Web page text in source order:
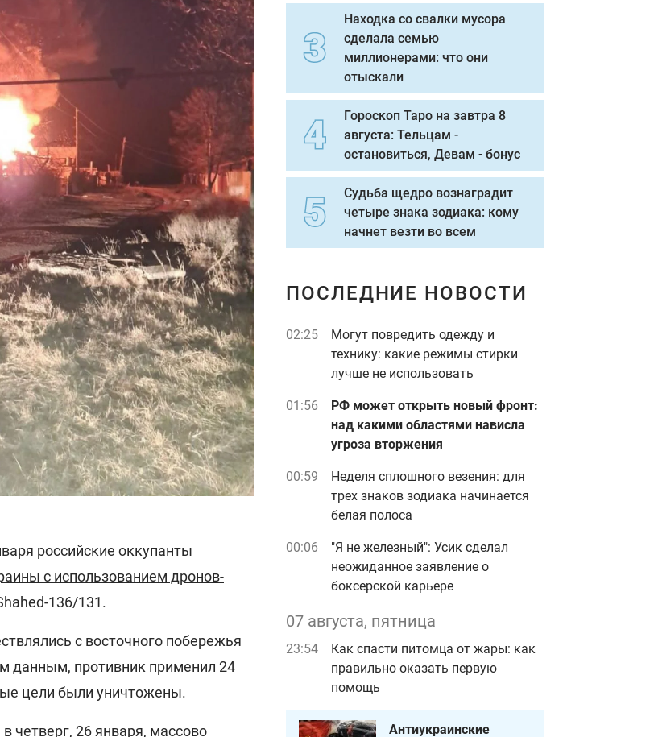
российские оккупанты
с использованием дронов-
136/131.
с восточного побережья
данным, противник применил 24
цели были уничтожены.
четверг, 26 января, массово
Находка со свалки мусора
сделала семью
миллионерами: что они
отыскали
Гороскоп Таро на завтра 8
августа: Тельцам -
остановиться, Девам - бонус
Судьба щедро вознаградит
четыре знака зодиака: кому
начнет везти во всем
ПОСЛЕДНИЕ НОВОСТИ
02:25
Могут повредить одежду и
технику: какие режимы стирки
лучше не использовать
01:56
РФ может открыть новый фронт:
над какими областями нависла
угроза вторжения
00:59
Неделя сплошного везения: для
трех знаков зодиака начинается
белая полоса
00:06
"Я не железный": Усик сделал
неожиданное заявление о
боксерской карьере
07 августа, пятница
23:54
Как спасти питомца от жары: как
правильно оказать первую
помощь
Антиукраинские